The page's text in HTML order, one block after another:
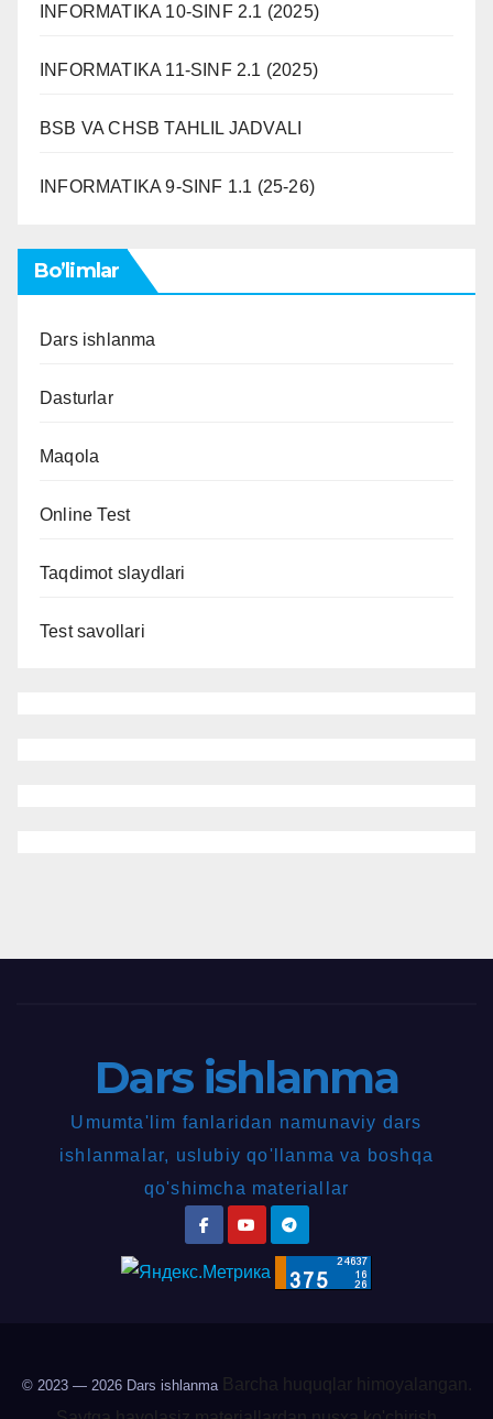
INFORMATIKA 10-SINF 2.1 (2025)
INFORMATIKA 11-SINF 2.1 (2025)
BSB VA CHSB TAHLIL JADVALI
INFORMATIKA 9-SINF 1.1 (25-26)
Bo’limlar
Dars ishlanma
Dasturlar
Maqola
Online Test
Taqdimot slaydlari
Test savollari
Dars ishlanma
Umumta'lim fanlaridan namunaviy dars
ishlanmalar, uslubiy qo'llanma va boshqa
qo'shimcha materiallar
© 2023 — 2026Dars ishlanmaBarcha huquqlar himoyalangan.